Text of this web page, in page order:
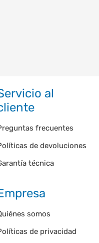
al
frecuentes
de devoluciones
técnica
somos
de privacidad